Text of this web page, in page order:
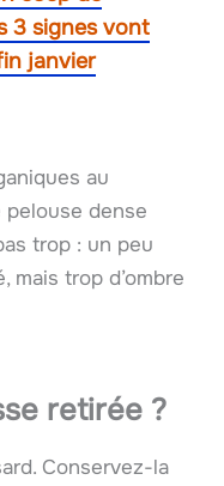
3 signes vont
janvier
au
dense
trop : un peu
mais trop d’ombre
retirée ?
Conservez-la